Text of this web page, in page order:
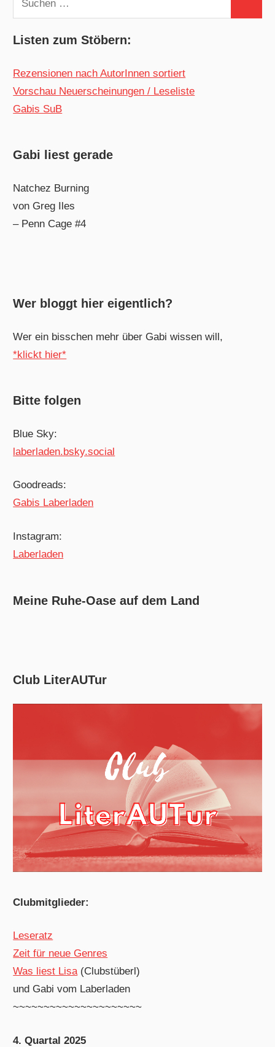
nach:
Listen zum Stöbern:
Rezensionen nach AutorInnen sortiert
Vorschau Neuerscheinungen / Leseliste
Gabis SuB
Gabi liest gerade
Natchez Burning
von Greg Iles
– Penn Cage #4
Wer bloggt hier eigentlich?
Wer ein bisschen mehr über Gabi wissen will,
*klickt hier*
Bitte folgen
Blue Sky:
laberladen.bsky.social
Goodreads:
Gabis Laberladen
Instagram:
Laberladen
Meine Ruhe-Oase auf dem Land
Club LiterAUTur
Clubmitglieder:
Leseratz
Zeit für neue Genres
Was liest Lisa(Clubstüberl)
und Gabi vom Laberladen
~~~~~~~~~~~~~~~~~~~~~
4. Quartal 2025